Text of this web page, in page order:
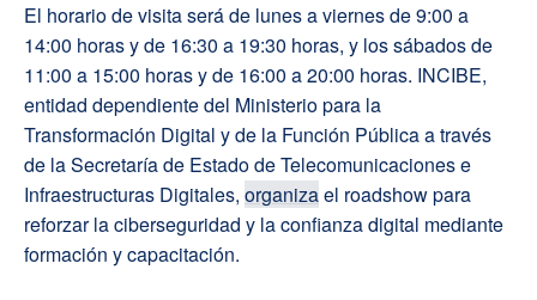
El horario de visita será de lunes a viernes de 9:00 a
14:00 horas y de 16:30 a 19:30 horas, y los sábados de
11:00 a 15:00 horas y de 16:00 a 20:00 horas. INCIBE,
entidad dependiente del Ministerio para la
Transformación Digital y de la Función Pública a través
de la Secretaría de Estado de Telecomunicaciones e
Infraestructuras Digitales, organizael roadshow para
reforzar la ciberseguridad y la confianza digital mediante
formación y capacitación.